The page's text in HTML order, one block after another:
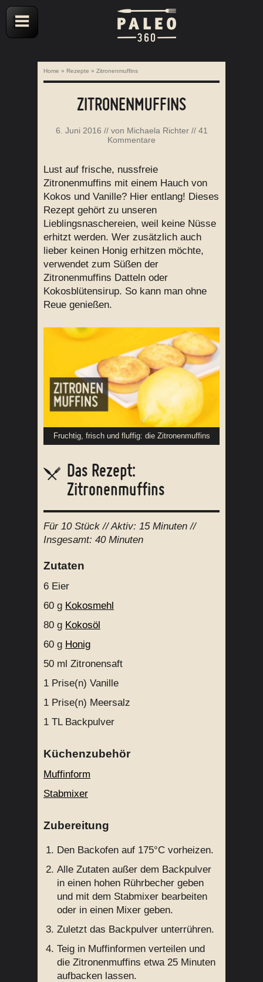
Home » Rezepte » Zitronenmuffins
ZITRONENMUFFINS
6. Juni 2016 // von Michaela Richter// 41
Kommentare
Lust auf frische, nussfreie
Zitronenmuffins mit einem Hauch von
Kokos und Vanille? Hier entlang! Dieses
Rezept gehört zu unseren
Lieblingsnaschereien, weil keine Nüsse
erhitzt werden. Wer zusätzlich auch
lieber keinen Honig erhitzen möchte,
verwendet zum Süßen der
Zitronenmuffins Datteln oder
Kokosblütensirup. So kann man ohne
Reue genießen.
Fruchtig, frisch und fluffig: die Zitronenmuffins
Das Rezept:
Zitronenmuffins
Für 10 Stück // Aktiv: 15 Minuten //
Insgesamt: 40 Minuten
Zutaten
6 Eier
60 g Kokosmehl
80 g Kokosöl
60 g Honig
50 ml Zitronensaft
1 Prise(n) Vanille
1 Prise(n) Meersalz
1 TL Backpulver
Küchenzubehör
Muffinform
Stabmixer
Zubereitung
Den Backofen auf 175°C vorheizen.
Alle Zutaten außer dem Backpulver
in einen hohen Rührbecher geben
und mit dem Stabmixer bearbeiten
oder in einen Mixer geben.
Zuletzt das Backpulver unterrühren.
Teig in Muffinformen verteilen und
die Zitronenmuffins etwa 25 Minuten
aufbacken lassen.